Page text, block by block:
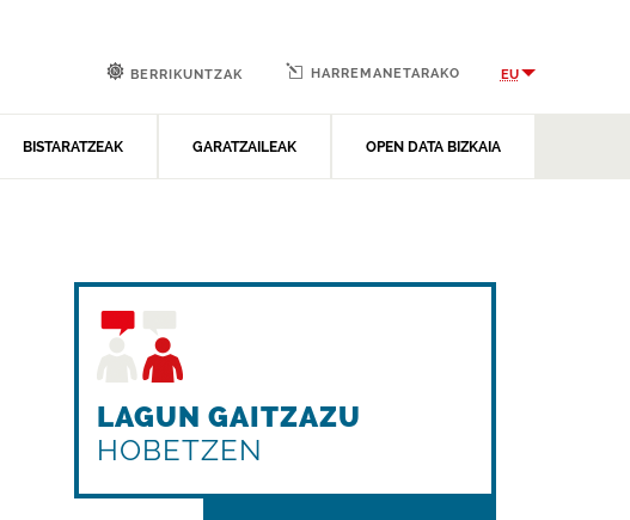
BISTARATZEAK GARATZAILEAK OPEN DATA BIZKAIA
BERRIKUNTZAK HARREMANETARAKO EU
LAGUN GAITZAZU
HOBETZEN